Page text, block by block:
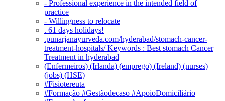
- Professional experience in the intended field of
practice
- Willingness to relocate
. 61 days holidays!
.punarjanayurveda.com/hyderabad/stomach-cancer-
treatment-hospitals/ Keywords : Best stomach Cancer
Treatment in hyderabad
(Enfermeiros) (Irlanda) (emprego) (Ireland) (nurses)
(jobs) (HSE)
#Fisiotereuta
#Formação #Gestãodecaso #ApoioDomiciliário